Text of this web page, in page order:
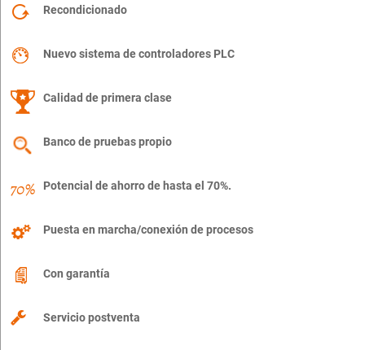
Recondicionado
Nuevo sistema de controladores PLC
Calidad de primera clase
Banco de pruebas propio
Potencial de ahorro de hasta el 70%.
Puesta en marcha/conexión de procesos
Con garantía
Servicio postventa